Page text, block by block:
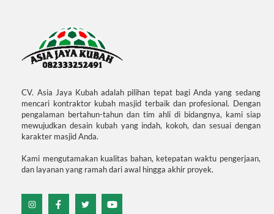
CV. Asia Jaya Kubah adalah pilihan tepat bagi Anda yang sedang
mencari kontraktor kubah masjid terbaik dan profesional. Dengan
pengalaman bertahun-tahun dan tim ahli di bidangnya, kami siap
mewujudkan desain kubah yang indah, kokoh, dan sesuai dengan
karakter masjid Anda.
Kami mengutamakan kualitas bahan, ketepatan waktu pengerjaan,
dan layanan yang ramah dari awal hingga akhir proyek.
Icon
Icon
Icon
Icon